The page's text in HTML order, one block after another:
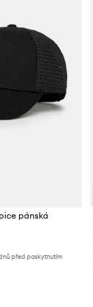
pánská
před poskytnutím